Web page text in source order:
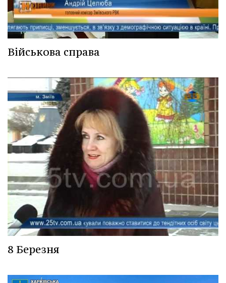
Військова справа
8 Березня